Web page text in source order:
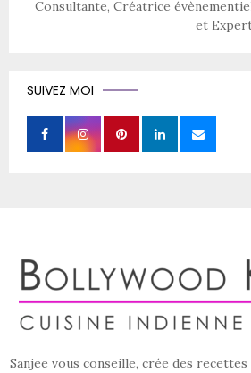
Consultante, Créatrice
et
SUIVEZ MOI
Sanjee vous conseille, crée des